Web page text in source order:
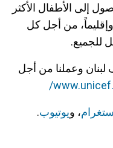
إلى الأطفال الأكثر
في أكثر من 190 بلداً وإقليماً، من أجل كل
للجميع.
وعملنا من أجل
، ويوتيوب.